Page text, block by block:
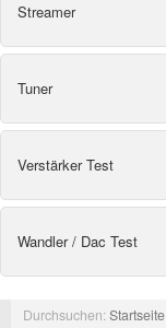
Streamer
Tuner
Verstärker Test
Wandler / Dac Test
Durchsuchen:Startseite